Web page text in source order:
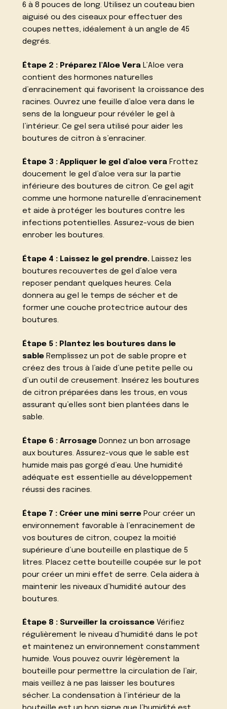
6 à 8 pouces de long. Utilisez un couteau bien
aiguisé ou des ciseaux pour effectuer des
coupes nettes, idéalement à un angle de 45
degrés.
Étape 2 : Préparez l’Aloe Vera L’Aloe vera
contient des hormones naturelles
d’enracinement qui favorisent la croissance des
racines. Ouvrez une feuille d’aloe vera dans le
sens de la longueur pour révéler le gel à
l’intérieur. Ce gel sera utilisé pour aider les
boutures de citron à s’enraciner.
Étape 3 : Appliquer le gel d’aloe vera Frottez
doucement le gel d’aloe vera sur la partie
inférieure des boutures de citron. Ce gel agit
comme une hormone naturelle d’enracinement
et aide à protéger les boutures contre les
infections potentielles. Assurez-vous de bien
enrober les boutures.
Étape 4 : Laissez le gel prendre. Laissez les
boutures recouvertes de gel d’aloe vera
reposer pendant quelques heures. Cela
donnera au gel le temps de sécher et de
former une couche protectrice autour des
boutures.
Étape 5 : Plantez les boutures dans le
sable Remplissez un pot de sable propre et
créez des trous à l’aide d’une petite pelle ou
d’un outil de creusement. Insérez les boutures
de citron préparées dans les trous, en vous
assurant qu’elles sont bien plantées dans le
sable.
Étape 6 : Arrosage Donnez un bon arrosage
aux boutures. Assurez-vous que le sable est
humide mais pas gorgé d’eau. Une humidité
adéquate est essentielle au développement
réussi des racines.
Étape 7 : Créer une mini serre Pour créer un
environnement favorable à l’enracinement de
vos boutures de citron, coupez la moitié
supérieure d’une bouteille en plastique de 5
litres. Placez cette bouteille coupée sur le pot
pour créer un mini effet de serre. Cela aidera à
maintenir les niveaux d’humidité autour des
boutures.
Étape 8 : Surveiller la croissance Vérifiez
régulièrement le niveau d’humidité dans le pot
et maintenez un environnement constamment
humide. Vous pouvez ouvrir légèrement la
bouteille pour permettre la circulation de l’air,
mais veillez à ne pas laisser les boutures
sécher. La condensation à l’intérieur de la